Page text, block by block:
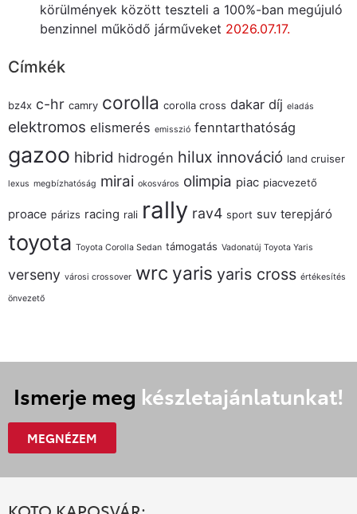
körülmények között teszteli a 100%-ban megújuló
benzinnel működő járműveket 2026.07.17.
Címkék
bz4x c-hr camry corolla corolla cross dakar díj eladás
elektromos elismerés emisszió fenntarthatóság
gazoo hibrid hidrogén hilux innováció land cruiser
lexus megbízhatóság mirai okosváros olimpia piac piacvezető
proace párizs racing rali rally rav4 sport suv terepjáró
toyota Toyota Corolla Sedan támogatás Vadonatúj Toyota Yaris
verseny városi crossover wrc yaris yaris cross értékesítés
önvezető
Ismerje meg készletajánlatunkat!
MEGNÉZEM